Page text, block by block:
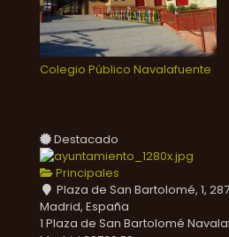
Colegio Público Navalafuente
Destacado
Principales
Plaza de San Bartolomé, 1,
Madrid, España
1 Plaza de San Bartolomé